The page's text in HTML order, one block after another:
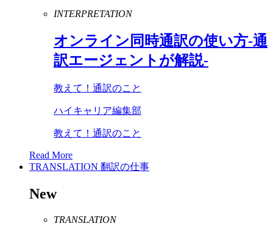
INTERPRETATION
オンライン同時通訳の使い方-通
訳エージェントが解説-
教えて！通訳のこと
ハイキャリア編集部
教えて！通訳のこと
Read More
TRANSLATION 翻訳の仕事
New
TRANSLATION